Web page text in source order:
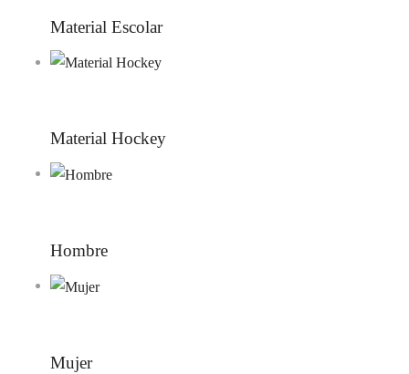
Material Escolar
Material Hockey
Hombre
Mujer